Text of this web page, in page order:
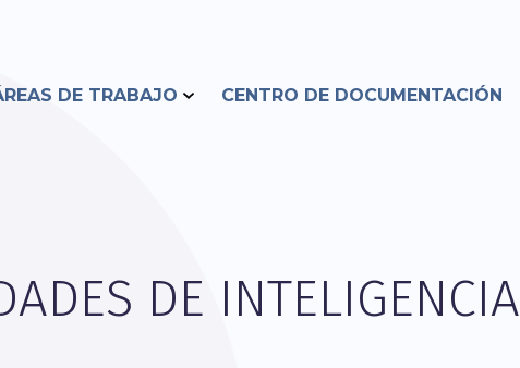
DE TRABAJO CENTRO DE DOCUMENTACIÓN
DE INTELIGENCIA